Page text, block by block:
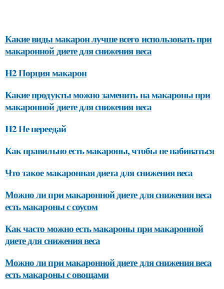
Какие виды макарон лучше всего использовать при
макаронной диете для снижения веса
H2 Порция макарон
Какие продукты можно заменить на макароны при
макаронной диете для снижения веса
H2 Не переедай
Как правильно есть макароны, чтобы не набиваться
Что такое макаронная диета для снижения веса
Можно ли при макаронной диете для снижения веса
есть макароны с соусом
Как часто можно есть макароны при макаронной
диете для снижения веса
Можно ли при макаронной диете для снижения веса
есть макароны с овощами